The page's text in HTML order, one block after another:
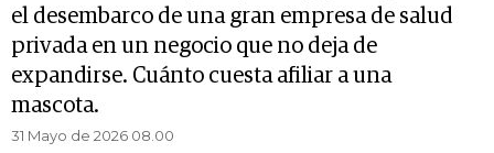
el desembarco de una gran empresa de salud
privada en un negocio que no deja de
expandirse. Cuánto cuesta afiliar a una
mascota.
31 Mayo de 2026 08.00